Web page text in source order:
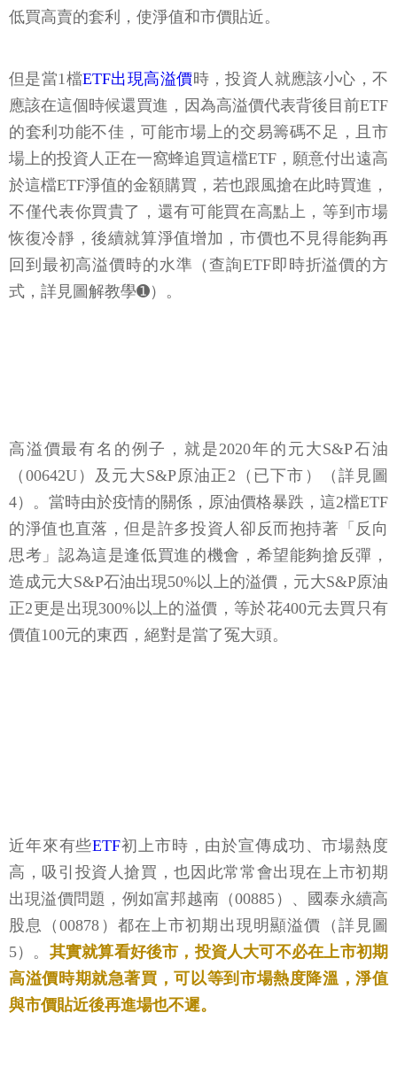
低買高賣的套利，使淨值和市價貼近。
但是當1檔ETF出現高溢價時，投資人就應該小心，不
應該在這個時候還買進，因為高溢價代表背後目前ETF
的套利功能不佳，可能市場上的交易籌碼不足，且市
場上的投資人正在一窩蜂追買這檔ETF，願意付出遠高
於這檔ETF淨值的金額購買，若也跟風搶在此時買進，
不僅代表你買貴了，還有可能買在高點上，等到市場
恢復冷靜，後續就算淨值增加，市價也不見得能夠再
回到最初高溢價時的水準（查詢ETF即時折溢價的方
式，詳見圖解教學➊）。
高溢價最有名的例子，就是2020年的元大S&P石油
（00642U）及元大S&P原油正2（已下市）（詳見圖
4）。當時由於疫情的關係，原油價格暴跌，這2檔ETF
的淨值也直落，但是許多投資人卻反而抱持著「反向
思考」認為這是逢低買進的機會，希望能夠搶反彈，
造成元大S&P石油出現50%以上的溢價，元大S&P原油
正2更是出現300%以上的溢價，等於花400元去買只有
價值100元的東西，絕對是當了冤大頭。
近年來有些ETF初上市時，由於宣傳成功、市場熱度
高，吸引投資人搶買，也因此常常會出現在上市初期
出現溢價問題，例如富邦越南（00885）、國泰永續高
股息（00878）都在上市初期出現明顯溢價（詳見圖
5）。 其實就算看好後市，投資人大可不必在上市初期
高溢價時期就急著買，可以等到市場熱度降溫，淨值
與市價貼近後再進場也不遲。